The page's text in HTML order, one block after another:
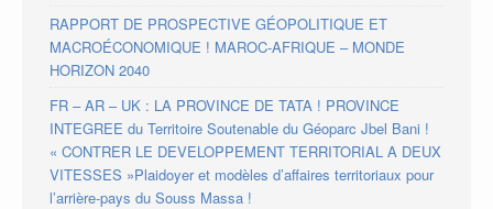
RAPPORT DE PROSPECTIVE GÉOPOLITIQUE ET
MACROÉCONOMIQUE ! MAROC-AFRIQUE – MONDE
HORIZON 2040
FR – AR – UK : LA PROVINCE DE TATA ! PROVINCE
INTEGREE du Territoire Soutenable du Géoparc Jbel Bani !
« CONTRER LE DEVELOPPEMENT TERRITORIAL A DEUX
VITESSES »Plaidoyer et modèles d’affaires territoriaux pour
l’arrière-pays du Souss Massa !